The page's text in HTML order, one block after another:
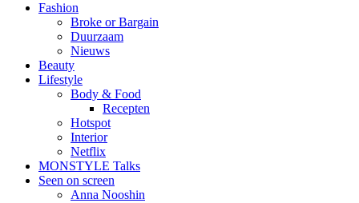
Fashion
Broke or Bargain
Duurzaam
Nieuws
Beauty
Lifestyle
Body & Food
Recepten
Hotspot
Interior
Netflix
MONSTYLE Talks
Seen on screen
Anna Nooshin